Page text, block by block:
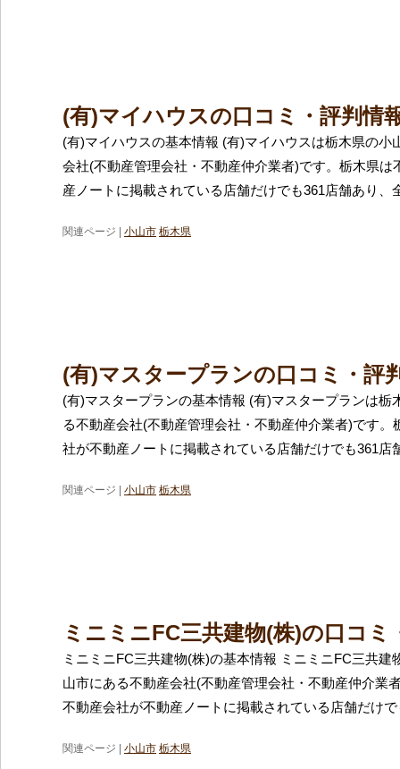
(有)マイハウスの口コミ・評判情
(有)マイハウスの基本情報 (有)マイハウスは栃木県の小
会社(不動産管理会社・不動産仲介業者)です。栃木県は
産ノートに掲載されている店舗だけでも361店舗あり、
関連ページ | 小山市 栃木県
(有)マスタープランの口コミ・評
(有)マスタープランの基本情報 (有)マスタープランは栃
る不動産会社(不動産管理会社・不動産仲介業者)です。
社が不動産ノートに掲載されている店舗だけでも361店
関連ページ | 小山市 栃木県
ミニミニFC三共建物(株)の口コミ
ミニミニFC三共建物(株)の基本情報 ミニミニFC三共建
山市にある不動産会社(不動産管理会社・不動産仲介業
不動産会社が不動産ノートに掲載されている店舗だけで
関連ページ | 小山市 栃木県